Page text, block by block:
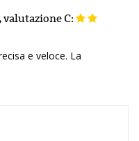
valutazioneC:
e veloce. La